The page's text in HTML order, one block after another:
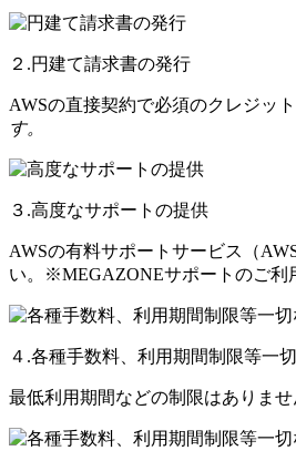
２.円建て請求書の発行
AWSの直接契約で必須のクレジッ
す。
３.高度なサポートの提供
AWSの有料サポートサービス（
い。※MEGAZONEサポートのご利
４.各種手数料、利用期間制限等一
最低利用期間などの制限はありませ